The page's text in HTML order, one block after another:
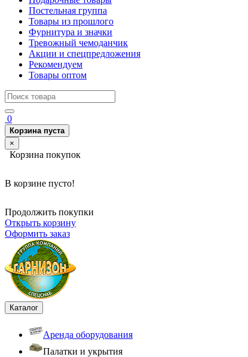
Постельная группа
Товары из прошлого
Фурнитура и значки
Тревожный чемоданчик
Акции и спецпредложения
Рекомендуем
Товары оптом
0
Корзина пуста
×
Корзина покупок
В корзине пусто!
Продолжить покупки
Открыть корзину
Оформить заказ
Каталог
Аренда оборудования
Палатки и укрытия